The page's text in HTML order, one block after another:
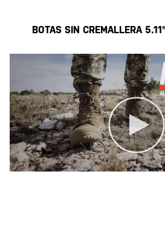
BOTAS SIN CREMALLERA